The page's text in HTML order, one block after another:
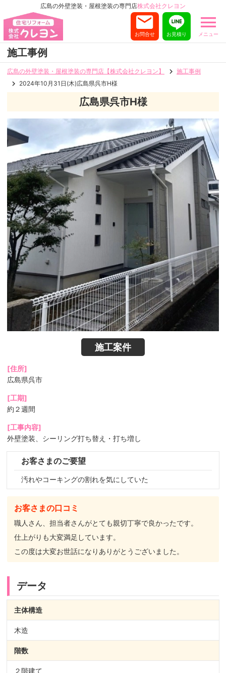
広島の外壁塗装・屋根塗装の専門店株式会社クレヨン
メニュー
お見積り
お問合せ
施工事例
広島の外壁塗装・屋根塗装の専門店【株式会社クレヨン】
施工事例
2024年10月31日(木)広島県呉市H様
広島県呉市H様
施工案件
[住所]
広島県呉市
[工期]
約２週間
[工事内容]
外壁塗装、シーリング打ち替え・打ち増し
お客さまのご要望
汚れやコーキングの割れを気にしていた
お客さまの口コミ
職人さん、担当者さんがとても親切丁寧で良かったです。
仕上がりも大変満足しています。
この度は大変お世話になりありがとうございました。
データ
主体構造
木造
階数
２階建て